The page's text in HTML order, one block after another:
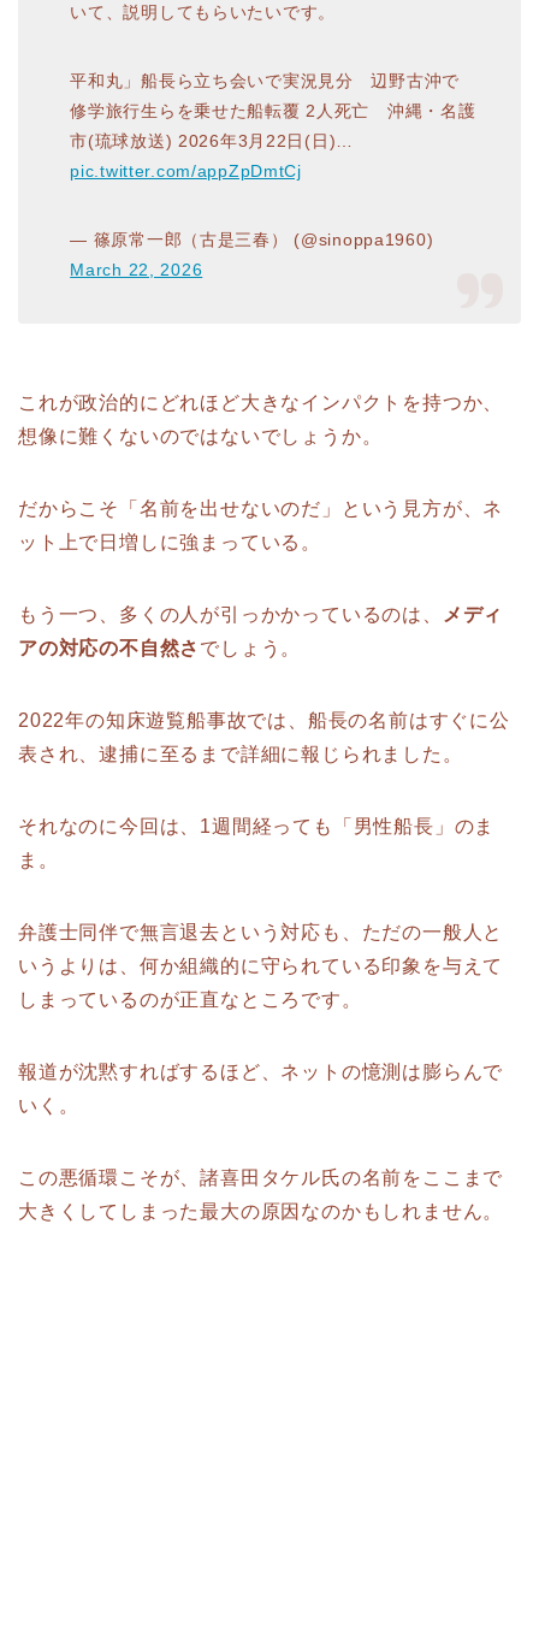
いて、説明してもらいたいです。
平和丸」船長ら立ち会いで実況見分 辺野古沖で
修学旅行生らを乗せた船転覆 2人死亡 沖縄・名護
市(琉球放送) 2026年3月22日(日)…
pic.twitter.com/appZpDmtCj
— 篠原常一郎（古是三春） (@sinoppa1960)
March 22, 2026
これが政治的にどれほど大きなインパクトを持つか、
想像に難くないのではないでしょうか。
だからこそ「名前を出せないのだ」という見方が、ネ
ット上で日増しに強まっている。
もう一つ、多くの人が引っかかっているのは、
メディ
アの対応の不自然さ でしょう。
2022年の知床遊覧船事故では、船長の名前はすぐに公
表され、逮捕に至るまで詳細に報じられました。
それなのに今回は、1週間経っても「男性船長」のま
ま。
弁護士同伴で無言退去という対応も、ただの一般人と
いうよりは、何か組織的に守られている印象を与えて
しまっているのが正直なところです。
報道が沈黙すればするほど、ネットの憶測は膨らんで
いく。
この悪循環こそが、諸喜田タケル氏の名前をここまで
大きくしてしまった最大の原因なのかもしれません。